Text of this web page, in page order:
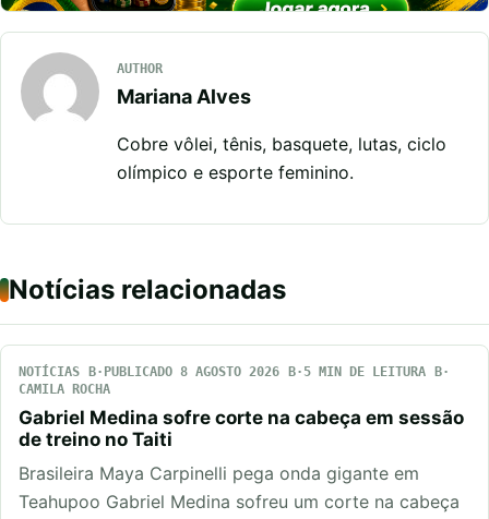
AUTHOR
Mariana Alves
Cobre vôlei, tênis, basquete, lutas, ciclo
olímpico e esporte feminino.
Notícias relacionadas
NOTÍCIAS PUBLICADO 8 AGOSTO 2026
5 MIN DE LEITURA
CAMILA ROCHA
Gabriel Medina sofre corte na cabeça em sessão
de treino no Taiti
Brasileira Maya Carpinelli pega onda gigante em
Teahupoo Gabriel Medina sofreu um corte na cabeça